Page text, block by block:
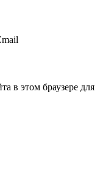
в этом браузере для